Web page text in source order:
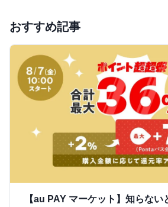
おすすめ記事
【au PAY マーケット】知らない